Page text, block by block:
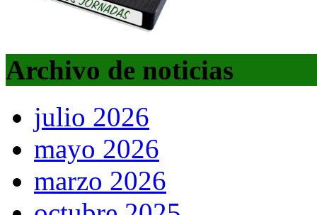
Archivo de noticias
julio 2026
mayo 2026
marzo 2026